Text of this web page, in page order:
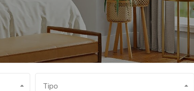
Tipo